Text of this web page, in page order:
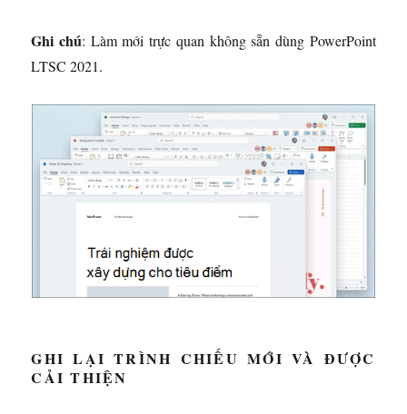
Ghi chú: Làm mới trực quan không sẵn dùng PowerPoint
LTSC 2021.
GHI LẠI TRÌNH CHIẾU MỚI VÀ ĐƯỢC
CẢI THIỆN